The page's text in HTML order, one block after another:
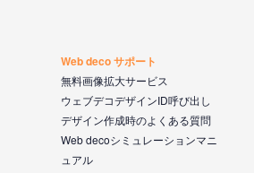
Web deco サポート
無料画像拡大サービス
ウェブデコデザインID呼び出し
デザイン作成時のよくある質問
Web decoシミュレーションマニ
ュアル